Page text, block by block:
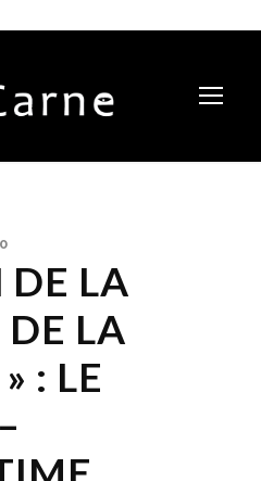
0
DE LA
LA
: LE